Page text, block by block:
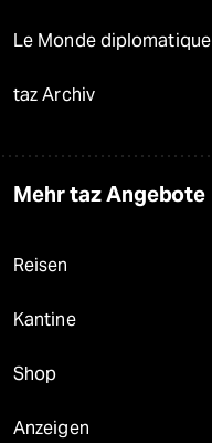
Le Monde diplomatique
taz Archiv
Mehr taz Angebote
Reisen
Kantine
Shop
Anzeigen